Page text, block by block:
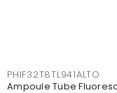
PHIF32T8TL941ALTO
Ampoule Tube